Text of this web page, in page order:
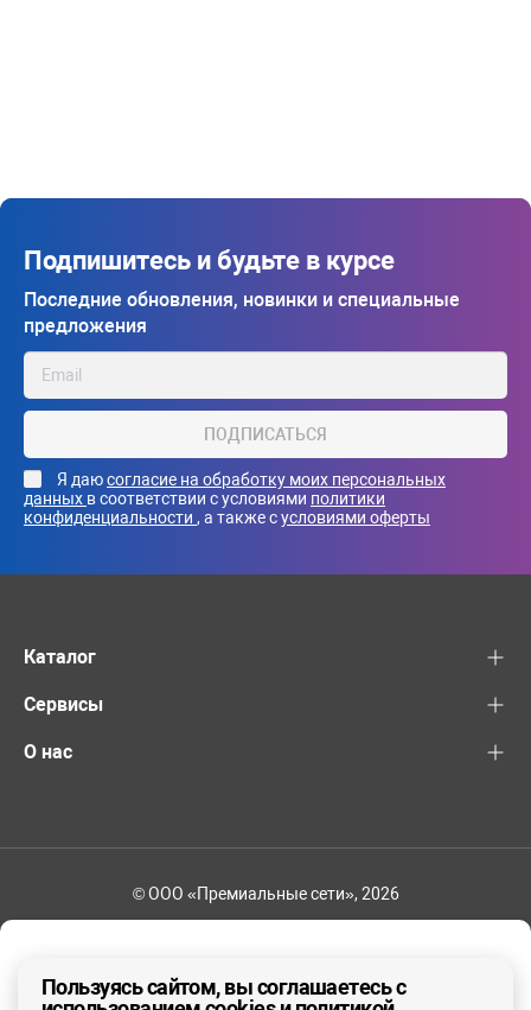
Подпишитесь и будьте в курсе
Последние обновления, новинки и специальные
предложения
ПОДПИСАТЬСЯ
Я даюсогласие на обработку моих персональных
данных в соответствии с условиями политики
конфиденциальности , а также сусловиями оферты
Каталог
Сервисы
О нас
© ООО «Премиальные сети», 2026
Пользуясь сайтом, вы соглашаетесь с